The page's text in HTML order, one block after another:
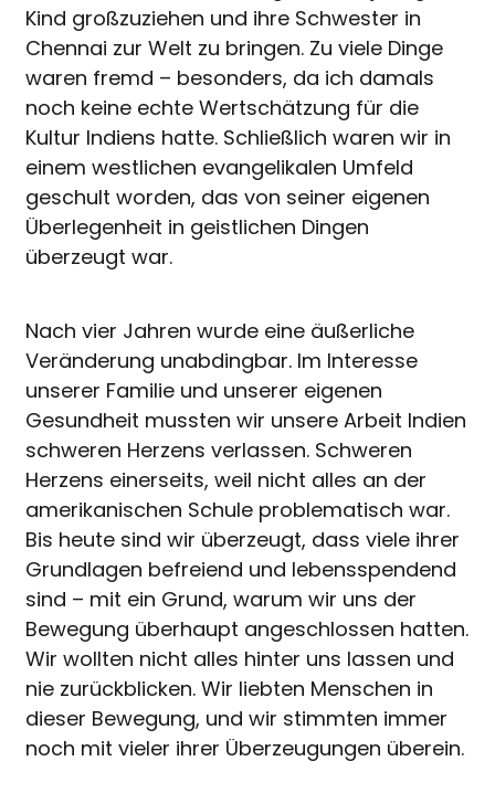
Kind großzuziehen und ihre Schwester in
Chennai zur Welt zu bringen. Zu viele Dinge
waren fremd – besonders, da ich damals
noch keine echte Wertschätzung für die
Kultur Indiens hatte. Schließlich waren wir in
einem westlichen evangelikalen Umfeld
geschult worden, das von seiner eigenen
Überlegenheit in geistlichen Dingen
überzeugt war.
Nach vier Jahren wurde eine äußerliche
Veränderung unabdingbar. Im Interesse
unserer Familie und unserer eigenen
Gesundheit mussten wir unsere Arbeit Indien
schweren Herzens verlassen. Schweren
Herzens einerseits, weil nicht alles an der
amerikanischen Schule problematisch war.
Bis heute sind wir überzeugt, dass viele ihrer
Grundlagen befreiend und lebensspendend
sind – mit ein Grund, warum wir uns der
Bewegung überhaupt angeschlossen hatten.
Wir wollten nicht alles hinter uns lassen und
nie zurückblicken. Wir liebten Menschen in
dieser Bewegung, und wir stimmten immer
noch mit vieler ihrer Überzeugungen überein.